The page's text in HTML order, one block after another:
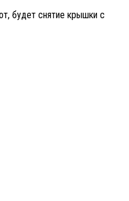
будет снятие крышки с